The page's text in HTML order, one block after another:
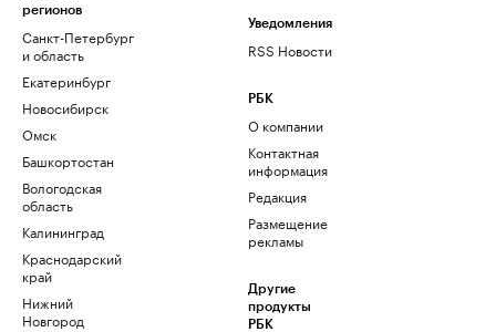
регионов
Санкт-Петербург
и область
Екатеринбург
Новосибирск
Омск
Башкортостан
Вологодская
область
Калининград
Краснодарский
край
Нижний
Новгород
Уведомления
RSS Новости
РБК
О компании
Контактная
информация
Редакция
Размещение
рекламы
Другие
продукты
РБК